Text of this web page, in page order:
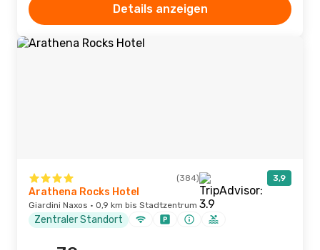
Details anzeigen
(384) 3,9
Arathena Rocks Hotel
Giardini Naxos · 0,9 km bis Stadtzentrum
Zentraler Standort